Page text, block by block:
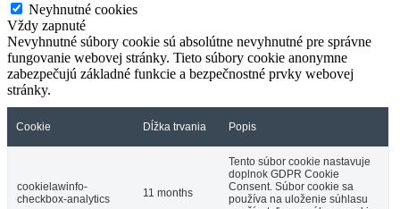
Neyhnutné cookies
Vždy zapnuté
Nevyhnutné súbory cookie sú absolútne nevyhnutné pre správne
fungovanie webovej stránky. Tieto súbory cookie anonymne
zabezpečujú základné funkcie a bezpečnostné prvky webovej
stránky.
Cookie Dĺžka trvania Popis
cookielawinfo-
checkbox-analytics
11 months
Tento súbor cookie nastavuje
doplnok GDPR Cookie
Consent. Súbor cookie sa
používa na uloženie súhlasu